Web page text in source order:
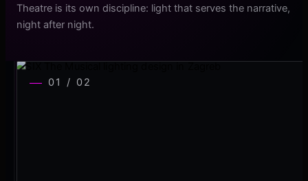
Theatre is its own discipline: light that serves the narrative,
night after night.
01 / 02